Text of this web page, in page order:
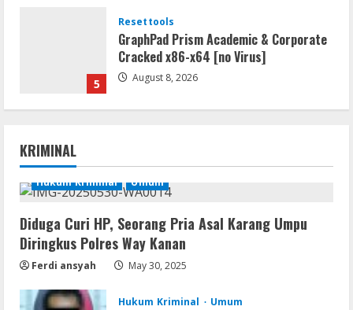
5
Resettools
GraphPad Prism Academic & Corporate
Cracked x86-x64 [no Virus]
August 8, 2026
1 August 8, 2026
2
Img
Office 365 Professional Plus ISO File
Multilanguage
KRIMINAL
Hukum Kriminal Umum
Diduga Curi HP, Seorang Pria Asal Karang Umpu
Diringkus Polres Way Kanan
Ferdi ansyah May 30, 2025
Hukum Kriminal Umum